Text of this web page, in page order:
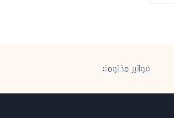
فواتير مختومة